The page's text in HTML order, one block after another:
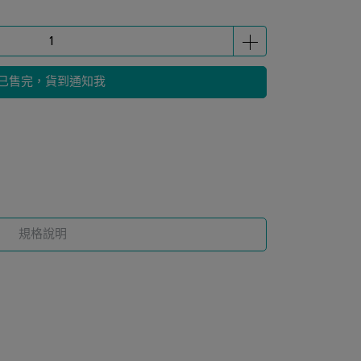
售完，貨到通知我
規格說明